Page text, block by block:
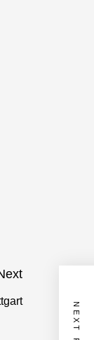
Next